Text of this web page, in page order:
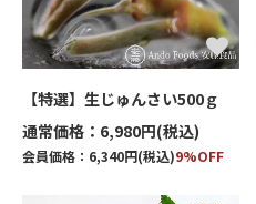
【特選】生じゅんさい500ｇ
通常価格：6,980円(税込)
会員価格：6,340円(税込)9%OFF